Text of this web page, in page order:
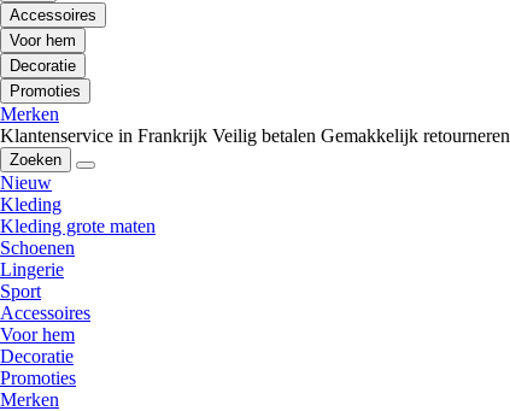
Accessoires
Voor hem
Decoratie
Promoties
Merken
Klantenservice in Frankrijk Veilig betalen Gemakkelijk retourneren
Zoeken
Nieuw
Kleding
Kleding grote maten
Schoenen
Lingerie
Sport
Accessoires
Voor hem
Decoratie
Promoties
Merken